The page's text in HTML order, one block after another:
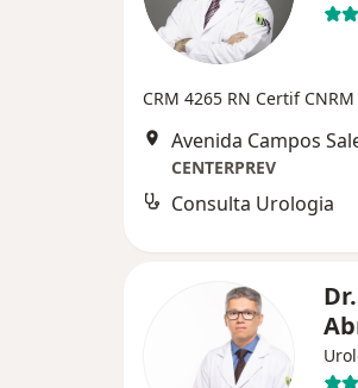
CRM 4265 RN Certif CNRM
Avenida Campos
CENTERPREV
Consulta Urologia